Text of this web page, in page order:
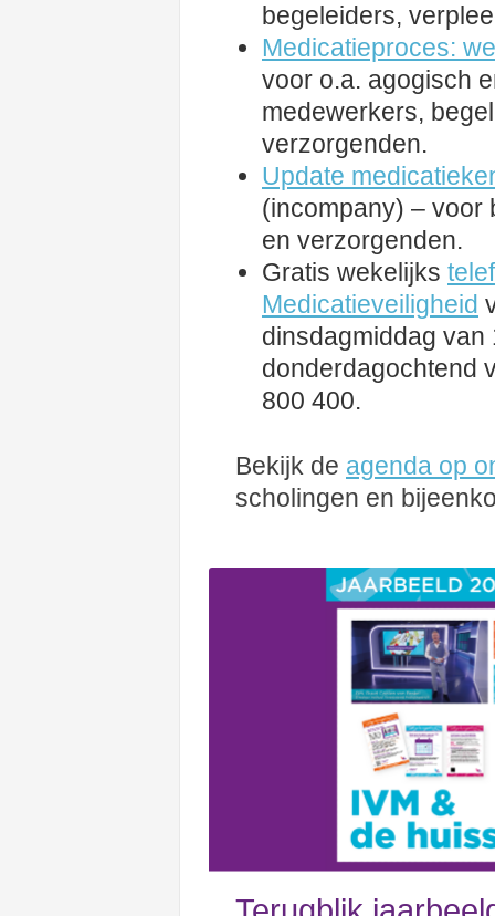
begeleiders,
Medicatieproces:
voor o.a. agogisch
medewerkers,
verzorgenden.
Update
(incompany) – voor
en verzorgenden.
Gratis wekelijks
Medicatieveiligheid
dinsdagmiddag van
donderdagochtend
800 400.
Bekijk de agenda op
scholingen en